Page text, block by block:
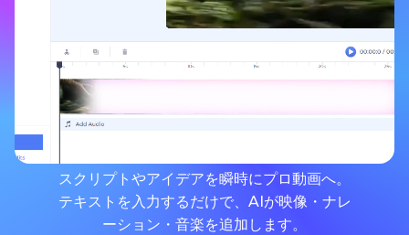
スクリプトやアイデアを瞬時にプロ動画へ。
テキストを入力するだけで、AIが映像・ナレ
ーション・音楽を追加します。